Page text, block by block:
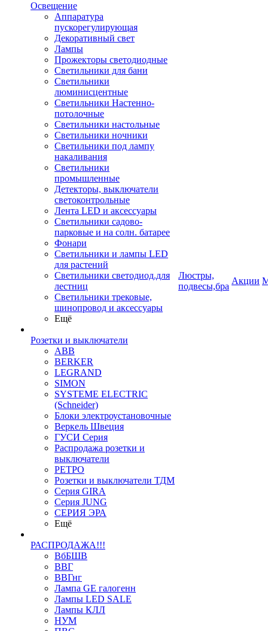
Освещение
Аппаратура
пускорегулирующая
Декоративный свет
Лампы
Прожекторы светодиодные
Светильники для бани
Светильники
люминисцентные
Светильники Настенно-
потолочные
Светильники настольные
Светильники ночники
Светильники под лампу
накаливания
Светильники
промышленные
Детекторы, выключатели
светоконтрольные
Лента LED и аксессуары
Светильники садово-
парковые и на солн. батарее
Фонари
Светильники и лампы LED
для растений
Светильники светодиод.для
лестниц
Светильники трековые,
шинопровод и аксессуары
Ещё
Розетки и выключатели
ABB
BERKER
LEGRAND
SIMON
SYSTEME ELECTRIC
(Schneider)
Блоки электроустановочные
Веркель Швеция
ГУСИ Серия
Распродажа розетки и
выключатели
РЕТРО
Розетки и выключатели ТДМ
Серия GIRA
Серия JUNG
СЕРИЯ ЭРА
Ещё
РАСПРОДАЖА!!!
ВбБШВ
ВВГ
ВВГнг
Лампа GE галогенн
Лампы LED SALE
Лампы КЛЛ
НУМ
Люстры,
подвесы,бра
Акции